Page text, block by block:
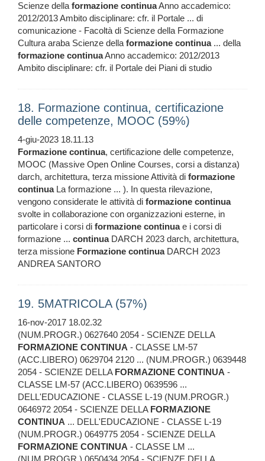
Scienze dellaformazione continuaAnno accademico:
2012/2013 Ambito disciplinare: cfr. il Portale ... di
comunicazione - Facoltà di Scienze della Formazione
Cultura araba Scienze dellaformazione continua... della
formazione continuaAnno accademico: 2012/2013
Ambito disciplinare: cfr. il Portale dei Piani di studio
18. Formazione continua, certificazione
delle competenze, MOOC (59%)
4-giu-2023 18.11.13
Formazione continua, certificazione delle competenze,
MOOC (Massive Open Online Courses, corsi a distanza)
darch, architettura, terza missione Attività di formazione
continuaLa formazione ... ). In questa rilevazione,
vengono considerate le attività di formazione continua
svolte in collaborazione con organizzazioni esterne, in
particolare i corsi di formazione continuae i corsi di
formazione ... continuaDARCH 2023 darch, architettura,
terza missione Formazione continuaDARCH 2023
ANDREA SANTORO
19. 5MATRICOLA (57%)
16-nov-2017 18.02.32
(NUM.PROGR.) 0627640 2054 - SCIENZE DELLA
FORMAZIONE CONTINUA - CLASSE LM-57
(ACC.LIBERO) 0629704 2120 ... (NUM.PROGR.) 0639448
2054 - SCIENZE DELLA FORMAZIONE CONTINUA -
CLASSE LM-57 (ACC.LIBERO) 0639596 ...
DELL'EDUCAZIONE - CLASSE L-19 (NUM.PROGR.)
0646972 2054 - SCIENZE DELLA FORMAZIONE
CONTINUA ... DELL'EDUCAZIONE - CLASSE L-19
(NUM.PROGR.) 0649775 2054 - SCIENZE DELLA
FORMAZIONE CONTINUA - CLASSE LM ...